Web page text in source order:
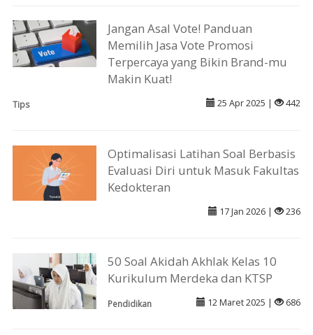
Jangan Asal Vote! Panduan
Memilih Jasa Vote Promosi
Terpercaya yang Bikin Brand-mu
Makin Kuat!
Tips 25 Apr 2025 | 442
Optimalisasi Latihan Soal Berbasis
Evaluasi Diri untuk Masuk Fakultas
Kedokteran
17 Jan 2026 | 236
50 Soal Akidah Akhlak Kelas 10
Kurikulum Merdeka dan KTSP
Pendidikan 12 Maret 2025 | 686